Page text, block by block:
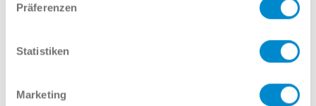
Präferenzen
Statistiken
Marketing
E-Mail